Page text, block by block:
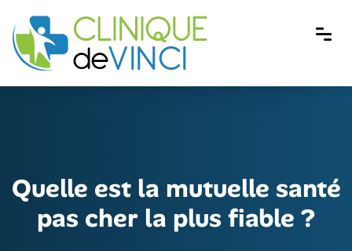
Quelle est la mutuelle santé
pas cher la plus fiable ?